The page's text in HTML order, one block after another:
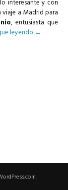
interesante y con
viaje a Madrid para
, entusiasta que
leyendo →
.